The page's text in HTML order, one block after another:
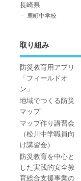
長崎県
鹿町中学校
取り組み
防災教育用アプリ
「フィールドオ
ン」
地域でつくる防災
マップ
マップ作り講習会
（松川中学職員向
け講習会）
防災教育を中心と
した実践的安全教
育総合支援事業の